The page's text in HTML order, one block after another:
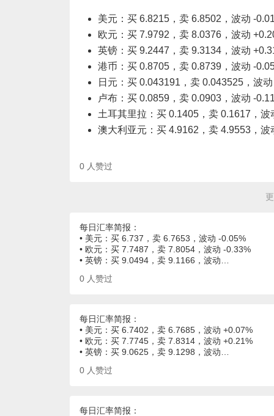
美元：买 6.8215，卖 6.8502，波动 -
欧元：买 7.9792，卖 8.0376，波动
英镑：买 9.2447，卖 9.3134，波动
港币：买 0.8705，卖 0.8739，波动 -
日元：买 0.043191，卖 0.043525，波
卢布：买 0.0859，卖 0.0903，波动 -
土耳其里拉：买 0.1405，卖 0.1617，波
澳大利亚元：买 4.9162，卖 4.9553，波
0 人赞过
每日汇率简报：
• 美元：买 6.737，卖 6.7653，波动 -0.05%
• 欧元：买 7.7487，卖 7.8054，波动 -0.33%
• 英镑：买 9.0494，卖 9.1166，波动…
0 人赞过
每日汇率简报：
• 美元：买 6.7402，卖 6.7685，波动 +0.07%
• 欧元：买 7.7745，卖 7.8314，波动 +0.21%
• 英镑：买 9.0625，卖 9.1298，波动…
0 人赞过
每日汇率简报：